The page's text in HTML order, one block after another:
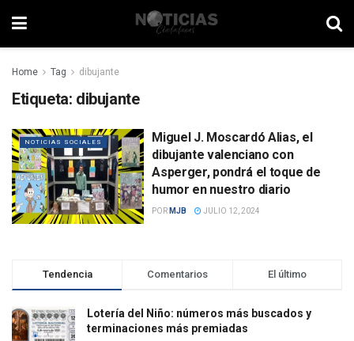
Home Tag dibujante
Etiqueta: dibujante
NOTICIAS SOCIALES
Miguel J. Moscardó Alias, el
dibujante valenciano con
Asperger, pondrá el toque de
humor en nuestro diario
POR MJB JULIO 12, 2024
Tendencia Comentarios El último
Lotería del Niño: números más buscados y
terminaciones más premiadas